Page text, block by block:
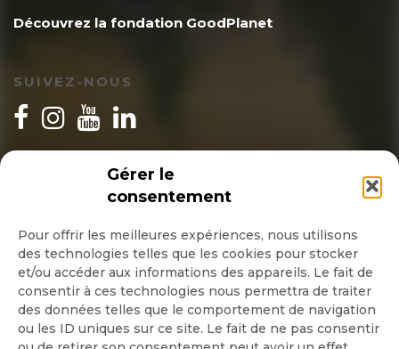
Gérer le
consentement
Pour offrir les meilleures expériences, nous utilisons
des technologies telles que les cookies pour stocker
et/ou accéder aux informations des appareils. Le fait de
consentir à ces technologies nous permettra de traiter
des données telles que le comportement de navigation
ou les ID uniques sur ce site. Le fait de ne pas consentir
Découvrez la fondation GoodPlanet
SUIVEZ-NOUS
INSCRIPTION NEWSLETTER
Quotidienne
Hebdo